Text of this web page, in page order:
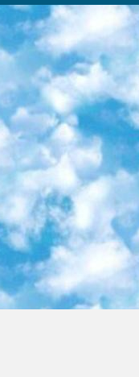
практично Итоговый контроль Для 11 класса Написание родного языка и литературы (эссе) Математическое письмо Узбекский язык (обучение на узбекском языке) не посещающее общее среднее образование для учреждений)/Образовательное учреждение выбор письменный и устный Иностранный язык письменный/устный Письменная/устная история Узбекистана *По выбору студента:  Химия  Физика  Основы государственного права  География 10 бесплатных образовательных ресурсов - Мы составили подборку онлайн-проектов с интерактивными упражнениями, видеолекциями и статьями. Они помогут вам обрести новые и освежить старые знания бесплатно. 1. «ИНТУИТ» Старейшая образовательная площадка Рунета. Здесь вы найдёте сотни текстовых и видеокурсов на десятки различных тем — от программирования до психологии. Многие курсы подготовлены российскими университетами и крупными международными компаниями вроде Intel и Microsoft. Самостоятельное обучение бесплатное, но желающие могут оплатить услуги персональных наставников. 2. «Смартия» знакомит с актуальными профессиями и подсказывает, как им обучаться. Выбрав заинтересовавшую вас специальность — SMM-специалист, фотограф, веб-дизайнер или другую, — увидите список необходимых для неё умений. Чтобы вы могли освоить их самостоятельно, для каждого умения площадка отображает подборку ссылок на учебные материалы. Хотя «Смартия» ориентируется на русскоязычную аудиторию, часть контента всё же доступна только на английском. 3. «Лекторий Физтеха» Проект Московского физико-технического института (Физтеха). С его помощью вы можете смотреть онлайн серии лекций,